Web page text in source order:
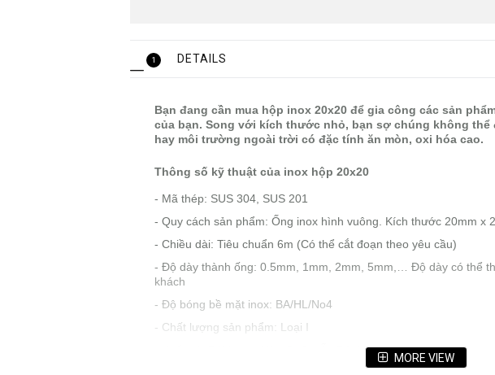
1 DETAILS
Bạn đang cần mua hộp inox 20x20 để gia công các sản
của bạn. Song với kích thước nhỏ, bạn sợ chúng không
hay môi trường ngoài trời có đặc tính ăn mòn, oxi hóa cao.
Thông số kỹ thuật của inox hộp 20x20
- Mã thép: SUS 304, SUS 201
- Quy cách sản phẩm: Ống inox hình vuông. Kích thước 20mm x
- Chiều dài: Tiêu chuẩn 6m (Có thể cắt đoạn theo yêu cầu)
- Độ dày thành ống: 0.5mm, 1mm, 2mm, 5mm,… Độ dày có thể
khách
- Độ bóng bề mặt inox: BA/HL/No4
- Chất lượng sản phẩm: Loại I
- Xuất xứ: Đài Loan, Hàn Quốc, Ấn Độ, Việt Nam,…
MORE VIEW